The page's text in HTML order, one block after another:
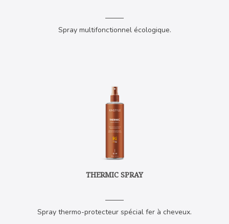
Spray multifonctionnel écologique.
THERMIC SPRAY
Spray thermo-protecteur spécial fer à cheveux.